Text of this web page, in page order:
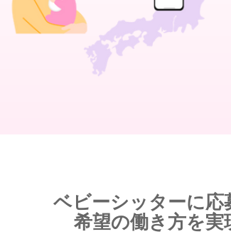
ベビーシッターに応
希望の働き方を実